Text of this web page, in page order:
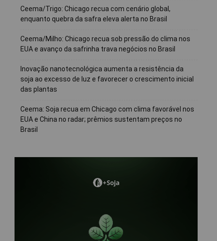
Ceema/Trigo: Chicago recua com cenário global,
enquanto quebra da safra eleva alerta no Brasil
Ceema/Milho: Chicago recua sob pressão do clima nos
EUA e avanço da safrinha trava negócios no Brasil
Inovação nanotecnológica aumenta a resistência da
soja ao excesso de luz e favorecer o crescimento inicial
das plantas
Ceema: Soja recua em Chicago com clima favorável nos
EUA e China no radar; prêmios sustentam preços no
Brasil